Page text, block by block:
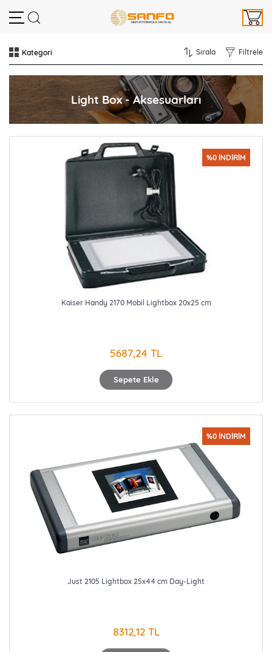
Sırala Filtrele
Light Box - Aksesuarları
Sepete Ekle
%0 İNDİRİM
Kaiser Handy 2170 Mobil Lightbox 20x25 cm
5687,24 TL
%0 İNDİRİM
Just 2105 Lightbox 25x44 cm Day-Light
8312,12 TL